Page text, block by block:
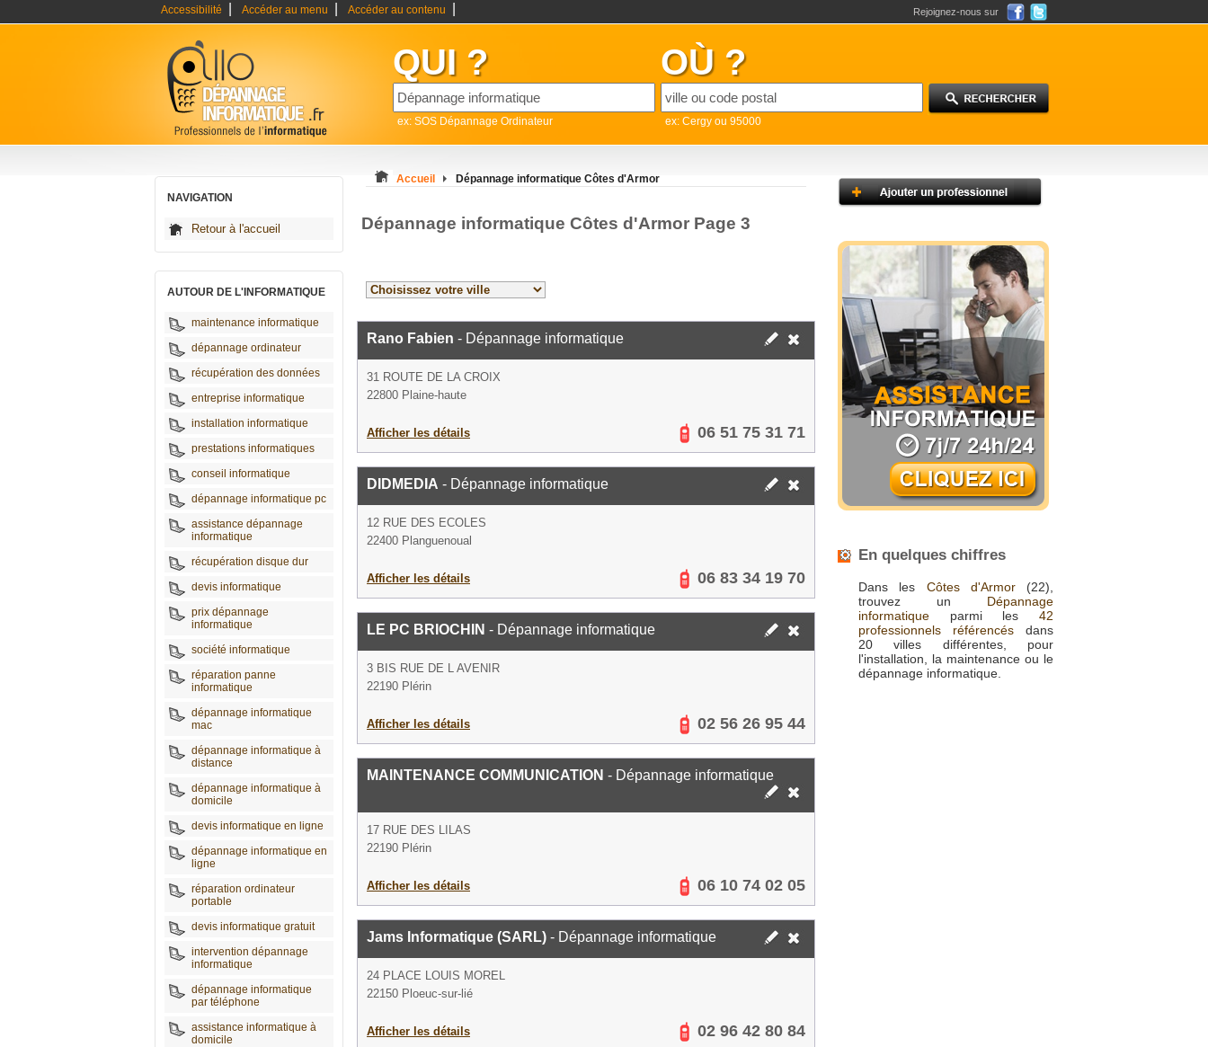
Accessibilité Accéder au menu Accéder au contenu Rejoignez-nous sur
QUI ?
ex: SOS Dépannage Ordinateur
OÙ ?
ex: Cergy ou 95000
NAVIGATION
Retour à l'accueil
AUTOUR DE L'INFORMATIQUE
maintenance informatique
dépannage ordinateur
récupération des données
entreprise informatique
installation informatique
prestations informatiques
conseil informatique
dépannage informatique pc
assistance dépannage
informatique
récupération disque dur
devis informatique
prix dépannage
informatique
société informatique
réparation panne
informatique
dépannage informatique
mac
dépannage informatique à
distance
dépannage informatique à
domicile
devis informatique en ligne
dépannage informatique en
ligne
réparation ordinateur
portable
devis informatique gratuit
intervention dépannage
informatique
dépannage informatique
par téléphone
assistance informatique à
domicile
Accueil Dépannage informatique Côtes d'Armor
Dépannage informatique Côtes d'Armor Page 3
Rano Fabien - Dépannage informatique
31 ROUTE DE LA CROIX
22800 Plaine-haute
Afficher les détails 06 51 75 31 71
DIDMEDIA - Dépannage informatique
12 RUE DES ECOLES
22400 Planguenoual
Afficher les détails 06 83 34 19 70
LE PC BRIOCHIN - Dépannage informatique
3 BIS RUE DE L AVENIR
22190 Plérin
Afficher les détails 02 56 26 95 44
MAINTENANCE COMMUNICATION - Dépannage informatique
17 RUE DES LILAS
22190 Plérin
Afficher les détails 06 10 74 02 05
Jams Informatique (SARL) - Dépannage informatique
24 PLACE LOUIS MOREL
22150 Ploeuc-sur-lié
Afficher les détails 02 96 42 80 84
En quelques chiffres
Dans les Côtes d'Armor(22),
trouvez un Dépannage
informatique parmi les 42
professionnels référencés dans
20 villes différentes, pour
l'installation, la maintenance ou le
dépannage informatique.